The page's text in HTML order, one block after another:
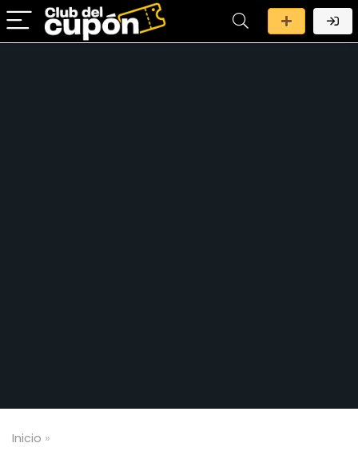
Inicio »